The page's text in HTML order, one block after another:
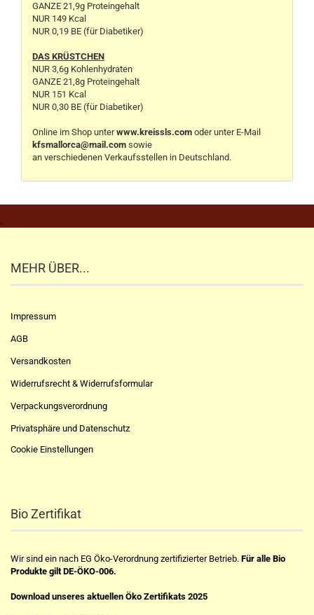
GANZE 21,9g Proteingehalt
NUR 149 Kcal
NUR 0,19 BE (für Diabetiker)
DAS KRÜSTCHEN
NUR 3,6g Kohlenhydraten
GANZE 21,8g Proteingehalt
NUR 151 Kcal
NUR 0,30 BE (für Diabetiker)
Online im Shop unterwww.kreissls.com oder unter E-Mail
kfsmallorca@mail.com sowie
an verschiedenen Verkaufsstellen in Deutschland.
.
MEHR ÜBER...
Impressum
AGB
Versandkosten
Widerrufsrecht & Widerrufsformular
Verpackungsverordnung
Privatsphäre und Datenschutz
Cookie Einstellungen
Bio Zertifikat
Wir sind ein nach EG Öko-Verordnung zertifizierter Betrieb. Für alle Bio
Produkte gilt DE-ÖKO-006.
Download unseres aktuellen Öko Zertifikats 2025